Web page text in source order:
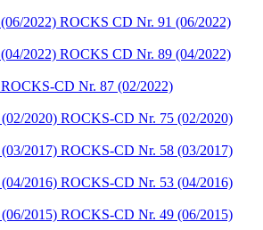
ROCKS CD Nr. 91 (06/2022)
ROCKS CD Nr. 89 (04/2022)
ROCKS-CD Nr. 87 (02/2022)
ROCKS-CD Nr. 75 (02/2020)
ROCKS-CD Nr. 58 (03/2017)
ROCKS-CD Nr. 53 (04/2016)
ROCKS-CD Nr. 49 (06/2015)